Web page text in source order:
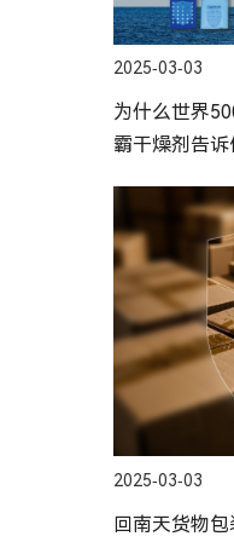
2025-03-03
为什么世界
霸干燥剂告
2025-03-03
回南天货物包